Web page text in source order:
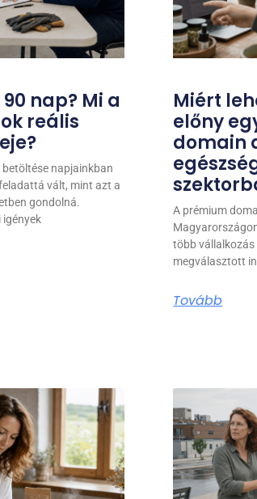
nap? Mi a
reális
napjainkban
vált, mint azt a
gondolná.
igények
Miért
előny
domain
A prémium
több vállalkozás
megválasztott
Tovább